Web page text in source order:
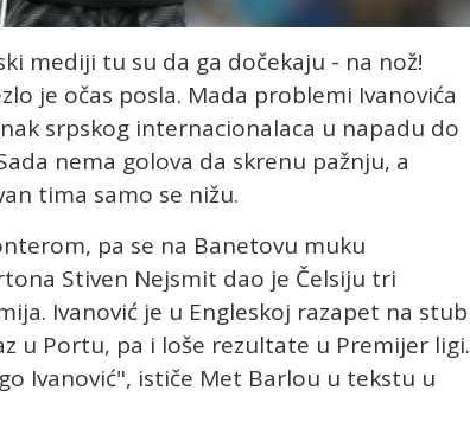
mediji tu su da ga dočekaju - na nož!
je očas posla. Mada problemi Ivanovića
srpskog internacionalaca u napadu do
nema golova da skrenu pažnju, a
tima samo se nižu.
pa se na Banetovu muku
Stiven Nejsmit dao je Čelsiju tri
Ivanović je u Engleskoj razapet na stub
u Portu, pa i loše rezultate u Premijer ligi.
Ivanović", ističe Met Barlou u tekstu u